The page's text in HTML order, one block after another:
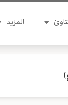
المزيد